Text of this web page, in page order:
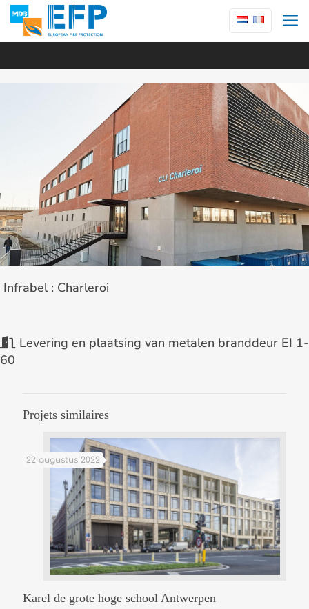
Infrabel : Charleroi
Levering en plaatsing van metalen branddeur EI 1-
60
Projets similaires
22 augustus 2022
Karel de grote hoge school Antwerpen